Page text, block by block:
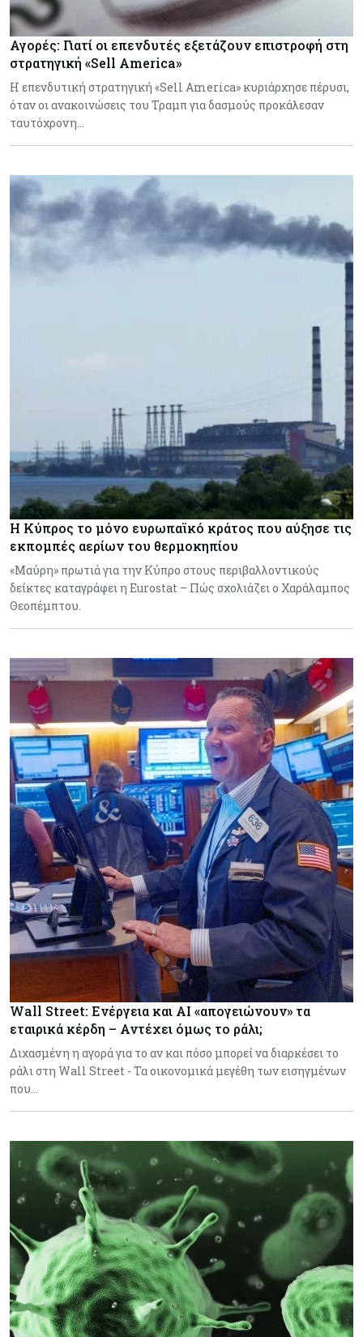
Αγορές: Γιατί οι επενδυτές εξετάζουν επιστροφή στη
στρατηγική «Sell America»
Η επενδυτική στρατηγική «Sell America» κυριάρχησε πέρυσι,
όταν οι ανακοινώσεις του Τραμπ για δασμούς προκάλεσαν
ταυτόχρονη…
Η Κύπρος το μόνο ευρωπαϊκό κράτος που αύξησε τις
εκπομπές αερίων του θερμοκηπίου
«Μαύρη» πρωτιά για την Κύπρο στους περιβαλλοντικούς
δείκτες καταγράφει η Eurostat – Πώς σχολιάζει ο Χαράλαμπος
Θεοπέμπτου.
Wall Street: Ενέργεια και AI «απογειώνουν» τα
εταιρικά κέρδη – Αντέχει όμως το ράλι;
Διχασμένη η αγορά για το αν και πόσο μπορεί να διαρκέσει το
ράλι στη Wall Street - Τα οικονομικά μεγέθη των εισηγμένων
που…